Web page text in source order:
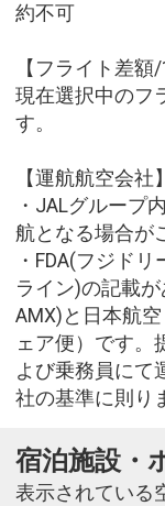
約不可
【フライト差額/
現在選択中のフ
す。
【運航航空会社】
・JALグループ
航となる場合が
・FDA(フジド
ライン)の記載が
AMX)と日本航
ェア便）です。
よび乗務員にて
社の基準に則り
宿泊施設・
表示されている